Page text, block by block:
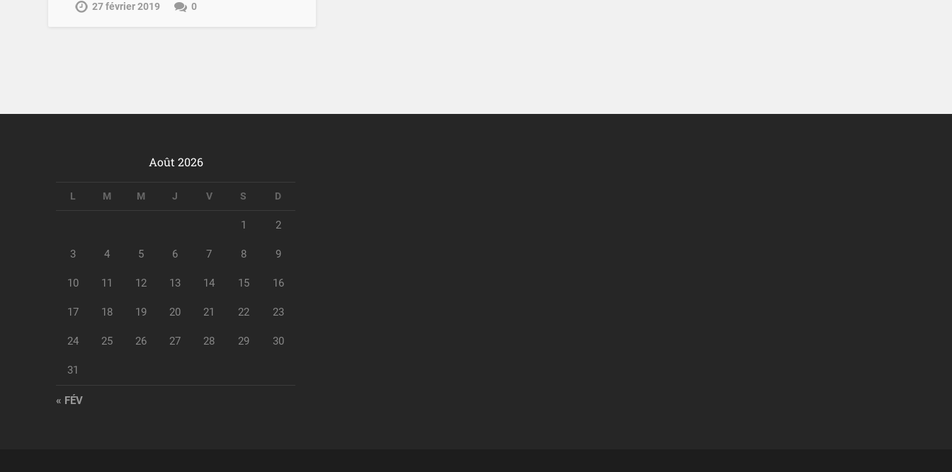
27 février 2019 0
Août 2026
L M M J V S D
1 2
3 4 5 6 7 8 9
10 11 12 13 14 15 16
17 18 19 20 21 22 23
24 25 26 27 28 29 30
31
« FÉV